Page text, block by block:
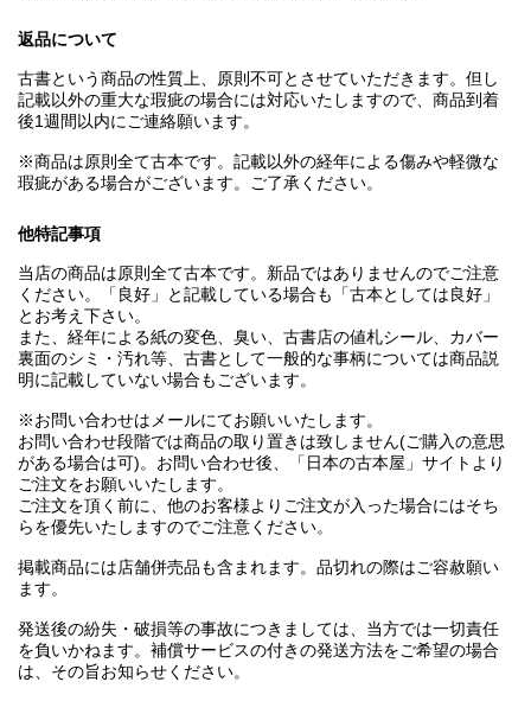
返品について
古書という商品の性質上、原則不可とさせていただきます。但し
記載以外の重大な瑕疵の場合には対応いたしますので、商品到着
後1週間以内にご連絡願います。
※商品は原則全て古本です。記載以外の経年による傷みや軽微な
瑕疵がある場合がございます。ご了承ください。
他特記事項
当店の商品は原則全て古本です。新品ではありませんのでご注意
ください。「良好」と記載している場合も「古本としては良好」
とお考え下さい。
また、経年による紙の変色、臭い、古書店の値札シール、カバー
裏面のシミ・汚れ等、古書として一般的な事柄については商品説
明に記載していない場合もございます。
※お問い合わせはメールにてお願いいたします。
お問い合わせ段階では商品の取り置きは致しません(ご購入の意思
がある場合は可)。お問い合わせ後、「日本の古本屋」サイトより
ご注文をお願いいたします。
ご注文を頂く前に、他のお客様よりご注文が入った場合にはそち
らを優先いたしますのでご注意ください。
掲載商品には店舗併売品も含まれます。品切れの際はご容赦願い
ます。
発送後の紛失・破損等の事故につきましては、当方では一切責任
を負いかねます。補償サービスの付きの発送方法をご希望の場合
は、その旨お知らせください。